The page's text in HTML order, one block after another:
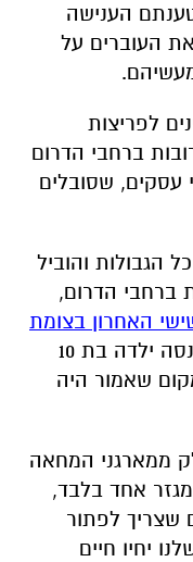
הענישה
העוברים על
לפריצות
ברחבי הדרום
עסקים, שסובלים
הגבולות והוביל
ברחבי הדרום,
האחרון בצומת
. הוא האירוע בו נאנסה ילדה בת 10
שאמור היה
ממארגני המחאה
אחד בלבד,
שצריך לפתור
יחיו חיים